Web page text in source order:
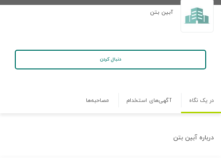
آبین بتن
دنبال کردن
در یک نگاه آگهی‌های استخدام مصاحبه‌ها
درباره آبین بتن